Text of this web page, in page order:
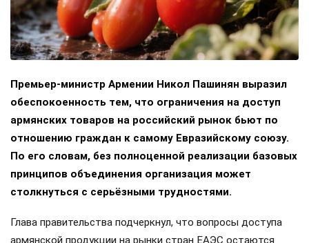
Премьер-министр Армении Никол Пашинян выразил
обеспокоенность тем, что ограничения на доступ
армянских товаров на российский рынок бьют по
отношению граждан к самому Евразийскому союзу.
По его словам, без полноценной реализации базовых
принципов объединения организация может
столкнуться с серьёзными трудностями.
Глава правительства подчеркнул, что вопросы доступа
армянской продукции на рынки стран ЕАЭС остаются